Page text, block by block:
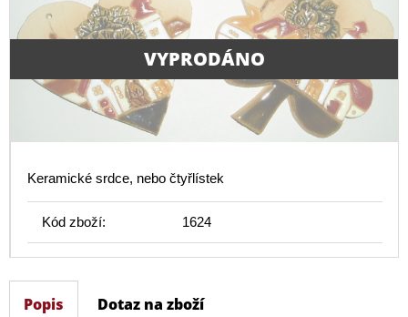
VYPRODÁNO
Keramické srdce, nebo čtyřlístek
Kód zboží: 1624
Popis Dotaz na zboží